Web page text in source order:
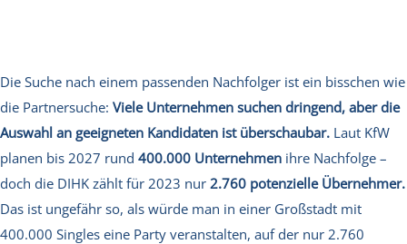
Die Suche nach einem passenden Nachfolger ist ein bisschen wie
die Partnersuche: Viele Unternehmen suchen dringend, aber die
Auswahl an geeigneten Kandidaten ist überschaubar. Laut KfW
planen bis 2027 rund 400.000 Unternehmen ihre Nachfolge –
doch die DIHK zählt für 2023 nur 2.760 potenzielle Übernehmer.
Das ist ungefähr so, als würde man in einer Großstadt mit
400.000 Singles eine Party veranstalten, auf der nur 2.760